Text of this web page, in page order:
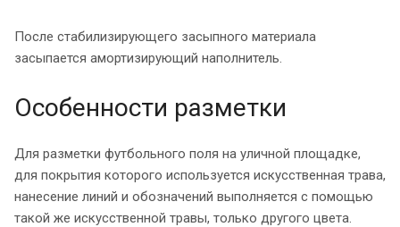
После стабилизирующего засыпного материала
засыпается амортизирующий наполнитель.
Особенности разметки
Для разметки футбольного поля на уличной площадке,
для покрытия которого используется искусственная трава,
нанесение линий и обозначений выполняется с помощью
такой же искусственной травы, только другого цвета.